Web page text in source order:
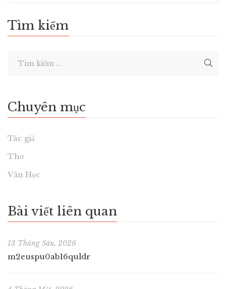
Tìm kiếm
Chuyên mục
Tác giả
Thơ
Văn Học
Bài viết liên quan
13 Tháng Sáu, 2026
m2euspu0ab16quldr